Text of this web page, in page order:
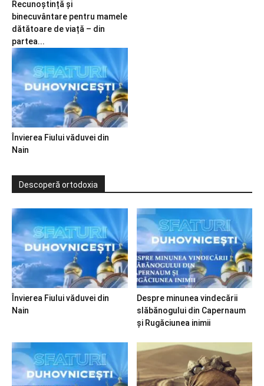
Recunoștință și
binecuvântare pentru mamele
dătătoare de viață – din
partea...
Învierea Fiului văduvei din
Nain
Descoperă ortodoxia
Învierea Fiului văduvei din
Nain
Despre minunea vindecării
slăbănogului din Capernaum
și Rugăciunea inimii